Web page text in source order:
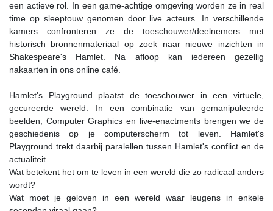
een actieve rol. In een game-achtige omgeving worden ze in real
time op sleeptouw genomen door live acteurs. In verschillende
kamers confronteren ze de toeschouwer/deelnemers met
historisch bronnenmateriaal op zoek naar nieuwe inzichten in
Shakespeare's Hamlet. Na afloop kan iedereen gezellig
nakaarten in ons online café.
Hamlet's Playground plaatst de toeschouwer in een virtuele,
gecureerde wereld. In een combinatie van gemanipuleerde
beelden, Computer Graphics en live-enactments brengen we de
geschiedenis op je computerscherm tot leven. Hamlet's
Playground trekt daarbij paralellen tussen Hamlet's conflict en de
actualiteit.
Wat betekent het om te leven in een wereld die zo radicaal anders
wordt?
Wat moet je geloven in een wereld waar leugens in enkele